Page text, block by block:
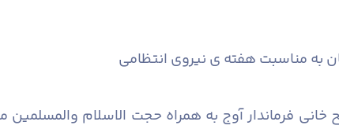
به مناسبت هفته ی نیروی انتظامی
فرماندار آوج به همراه حجت الاسلام